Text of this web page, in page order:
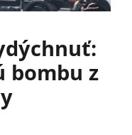
bombu z